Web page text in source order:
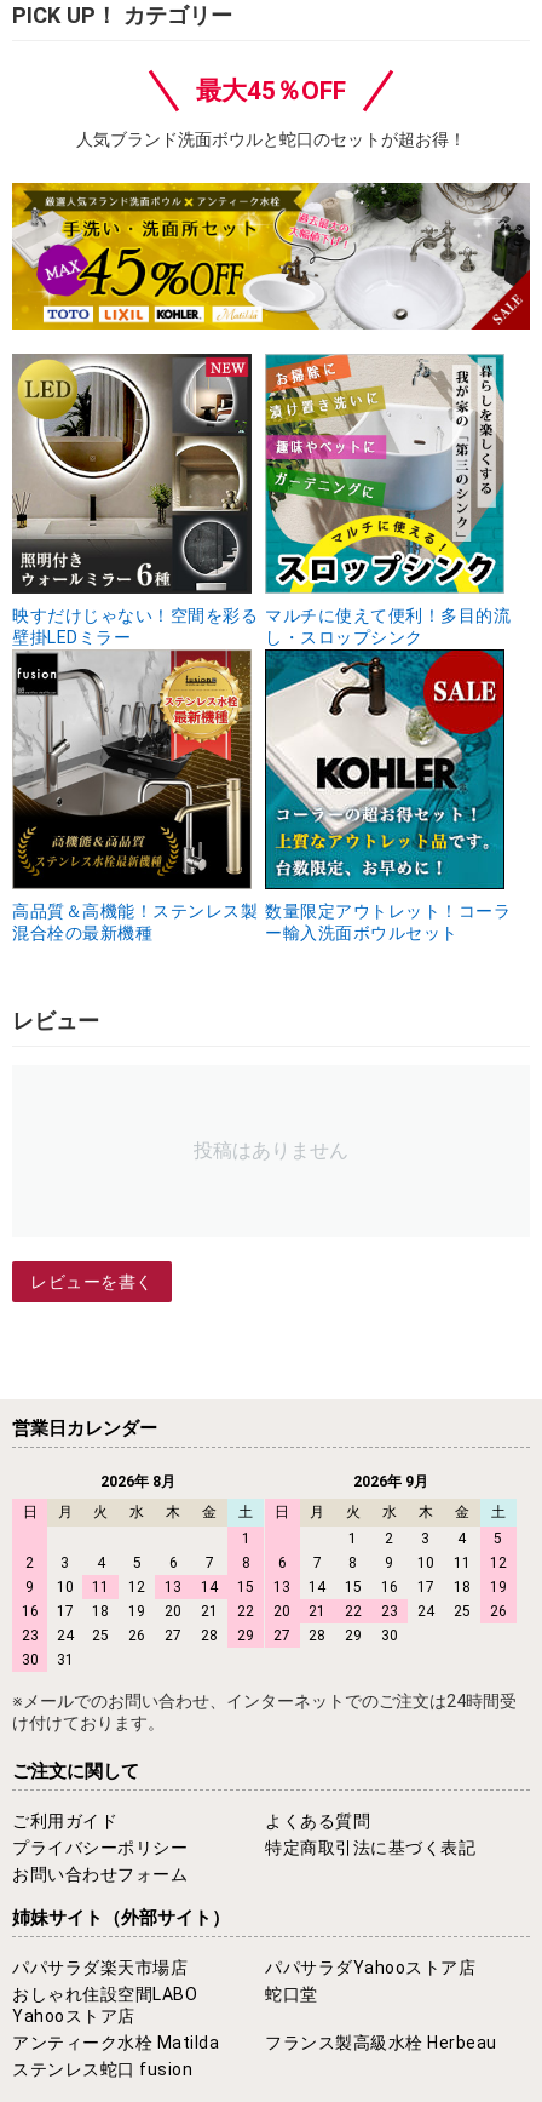
PICK UP！ カテゴリー
最大45％OFF
人気ブランド洗面ボウルと蛇口のセットが超お得！
映すだけじゃない！空間を彩る
壁掛LEDミラー
マルチに使えて便利！多目的流
し・スロップシンク
高品質＆高機能！ステンレス製
混合栓の最新機種
数量限定アウトレット！コーラ
ー輸入洗面ボウルセット
レビュー
投稿はありません
レビューを書く
営業日カレンダー
2026年 8月
日
月 火 水 木 金
土
1
2
3 4 5 6 7
8
9
10 11 12 13 14
15
16
17 18 19 20 21
22
23
24 25 26 27 28
29
30
31
2026年 9月
日
月 火 水 木 金
土
1
2 3 4
5
6
7 8 9 10 11
12
13
14 15 16 17 18
19
20
21 22 23 24 25
26
27
28 29 30
※メールでのお問い合わせ、インターネットでのご注文は24時間受
け付けております。
ご注文に関して
ご利用ガイド
よくある質問
プライバシーポリシー
特定商取引法に基づく表記
お問い合わせフォーム
姉妹サイト （外部サイト）
パパサラダ楽天市場店
パパサラダYahooストア店
おしゃれ住設空間LABO
Yahooストア店
蛇口堂
アンティーク水栓 Matilda
フランス製高級水栓 Herbeau
ステンレス蛇口 fusion